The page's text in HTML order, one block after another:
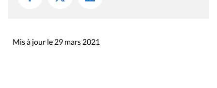
Mis à jour le 29 mars 2021